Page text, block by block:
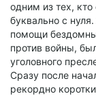
одним из тех, кто
буквально с
помощи
против войны,
уголовного
Сразу после
рекордно